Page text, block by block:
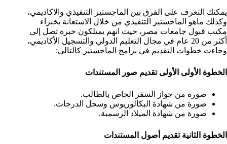
يمكنك التعرف على الفرق بين الماجستير التنفيذي والاكاديمي،
وكذلك ماهو الماجستير التنفيذي من خلال الاستعانة بخبراء
مكتب قبول جامعات مصر، حيث انهم يمتلكون خبرة تصل إلى
أكثر من 20 عام في مجال التعليم الدولي والتسجيل الأكاديمي،
وجاءت خطوات التقديم في برامج الماجستير كالتالي:
الخطوة الأولى الأولى تقديم صور المستندات
صورة من جواز السفر الخاص بالطالب.
صورة من شهادة البكالوريوس وسجل الدرجات.
صورة من شهادة الميلاد الرسمية.
الخطوة الثانية تقديم أصول المستندات